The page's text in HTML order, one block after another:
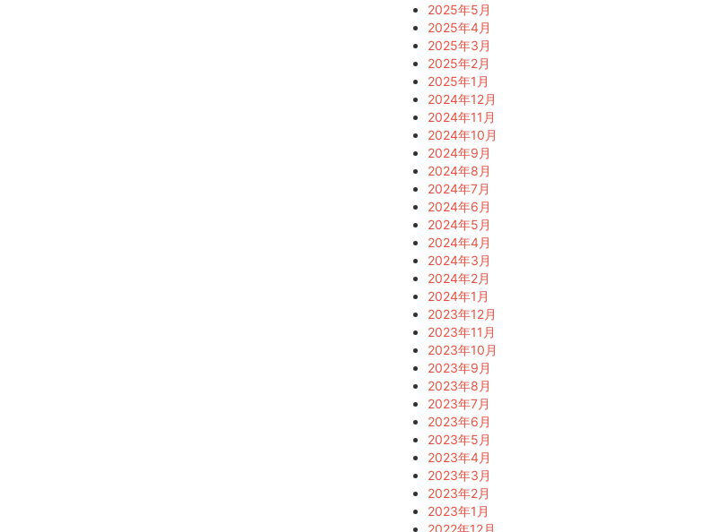
2025年5月
2025年4月
2025年3月
2025年2月
2025年1月
2024年12月
2024年11月
2024年10月
2024年9月
2024年8月
2024年7月
2024年6月
2024年5月
2024年4月
2024年3月
2024年2月
2024年1月
2023年12月
2023年11月
2023年10月
2023年9月
2023年8月
2023年7月
2023年6月
2023年5月
2023年4月
2023年3月
2023年2月
2023年1月
2022年12月